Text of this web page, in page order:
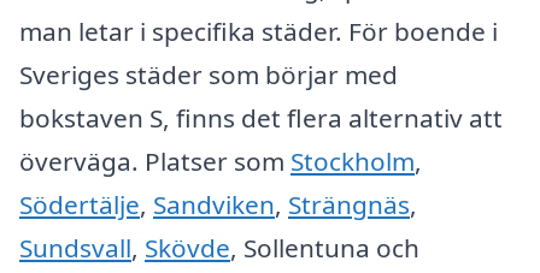
man letar i specifika städer. För boende i
Sveriges städer som börjar med
bokstaven S, finns det flera alternativ att
överväga. Platser som Stockholm,
Södertälje, Sandviken, Strängnäs,
Sundsvall, Skövde, Sollentuna och